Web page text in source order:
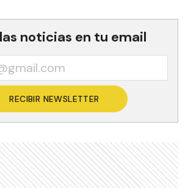
noticias en tu email
RECIBIR NEWSLETTER